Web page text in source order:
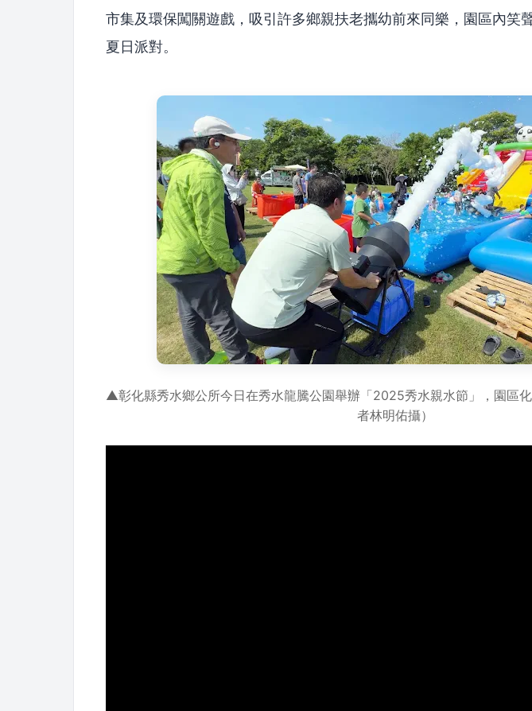
市集及環保闖關遊戲，吸引許多鄉親扶老攜幼前來同樂，園區內笑
夏日派對。
▲彰化縣秀水鄉公所今日在秀水龍騰公園舉辦「2025秀水親水節」，園區
者林明佑攝）